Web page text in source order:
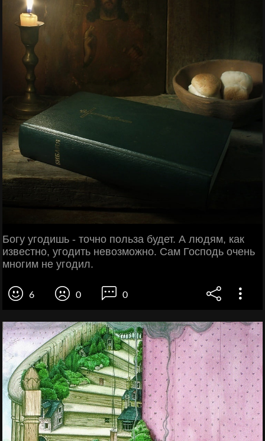
Богу угодишь - точно польза будет. А людям, как
известно, угодить невозможно. Сам Господь очень
многим не угодил.
6 0 0